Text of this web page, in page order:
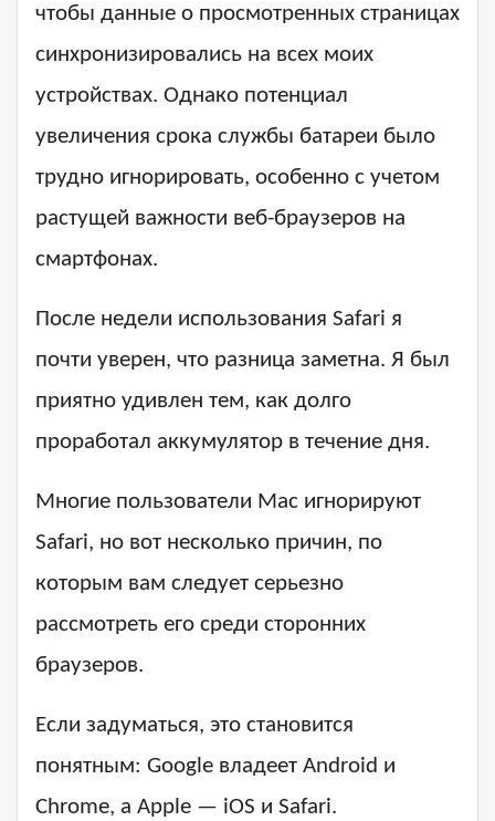
чтобы данные о просмотренных страницах
синхронизировались на всех моих
устройствах. Однако потенциал
увеличения срока службы батареи было
трудно игнорировать, особенно с учетом
растущей важности веб-браузеров на
смартфонах.
После недели использования Safari я
почти уверен, что разница заметна. Я был
приятно удивлен тем, как долго
проработал аккумулятор в течение дня.
Многие пользователи Mac игнорируют
Safari, но вот несколько причин, по
которым вам следует серьезно
рассмотреть его среди сторонних
браузеров.
Если задуматься, это становится
понятным: Google владеет Android и
Chrome, а Apple — iOS и Safari.